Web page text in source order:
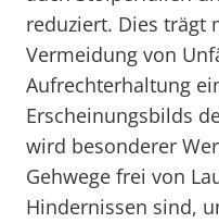
reduziert. Dies trägt
Vermeidung von
Aufrechterhaltung
Erscheinungsbilds
wird besonderer
Gehwege frei von
Hindernissen sind,